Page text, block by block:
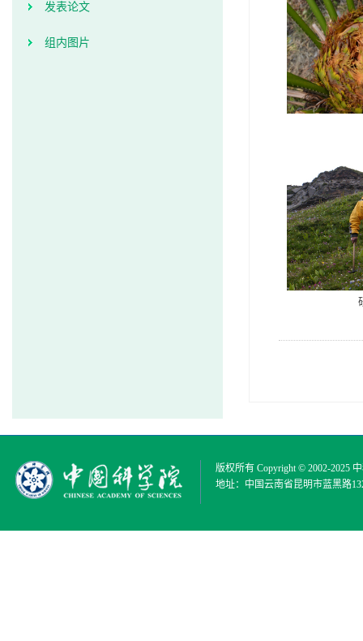
发表论文
组内图片
版权所有 Copyright © 2002-2025
地址：中国云南省昆明市蓝黑路